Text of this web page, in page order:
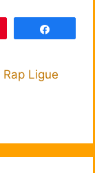
Rap Ligue